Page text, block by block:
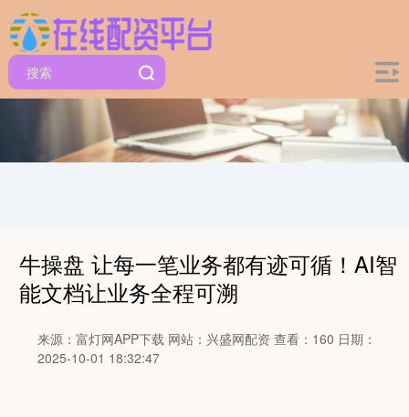
牛操盘 让每一笔业务都有迹可循！AI智
能文档让业务全程可溯
来源：富灯网APP下载 网站：兴盛网配资 查看：160 日期：
2025-10-01 18:32:47